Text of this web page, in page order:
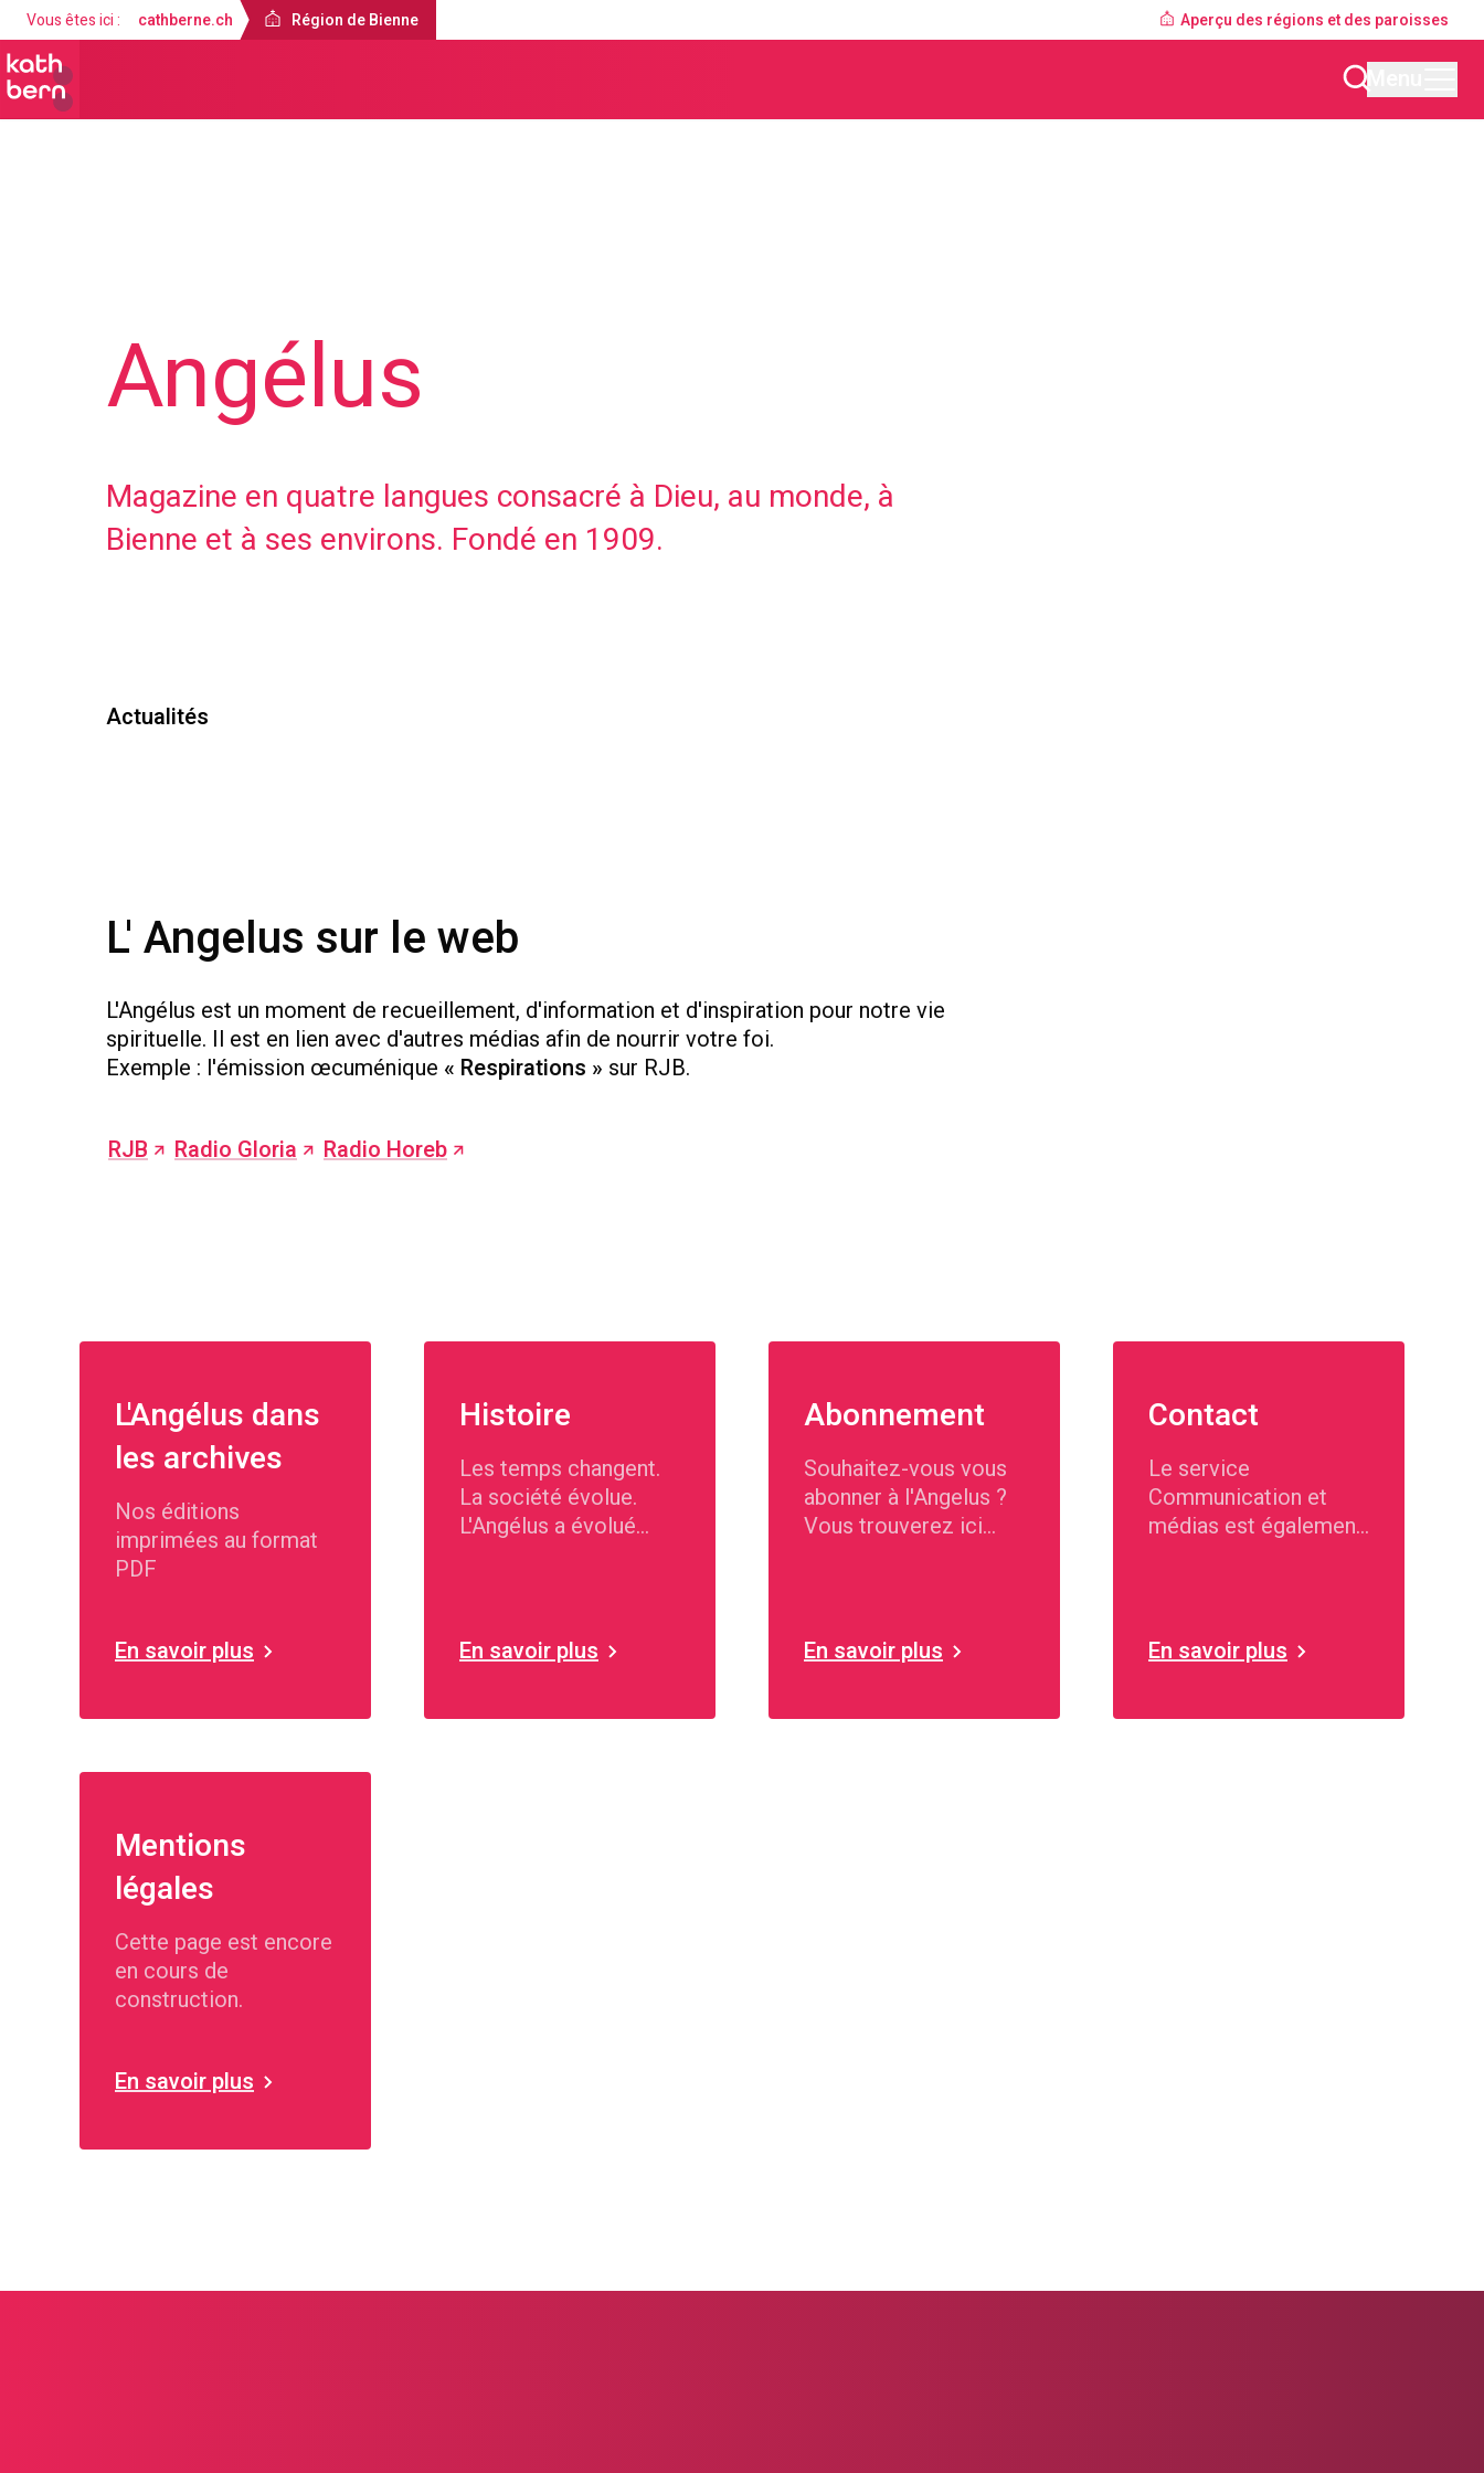
Vous êtes ici : cathberne.ch Région de Bienne Aperçu des régions et des paroisses
Angélus
Magazine en quatre langues consacré à Dieu, au monde, à
Bienne et à ses environs. Fondé en 1909.
Actualités
L' Angelus sur le web
L'Angélus est un moment de recueillement, d'information et d'inspiration pour notre vie
spirituelle. Il est en lien avec d'autres médias afin de nourrir votre foi.
Exemple : l'émission œcuménique « Respirations » sur RJB.
RJB Radio Gloria Radio Horeb
L'Angélus dans
les archives
Nos éditions
imprimées au format
PDF
En savoir plus
Histoire
Les temps changent.
La société évolue.
L'Angélus a évolué
En savoir plus
Abonnement
Souhaitez-vous vous
abonner à l'Angelus ?
Vous trouverez ici
En savoir plus
Contact
Le service
Communication et
médias est également
En savoir plus
Mentions
légales
Cette page est encore
en cours de
construction.
En savoir plus